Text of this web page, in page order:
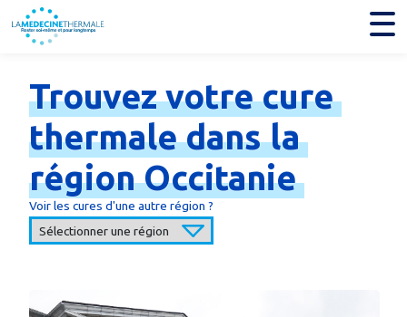
Trouvezvotrecure
thermaledansla
régionOccitanie
Voir les cures d'une autre région ?